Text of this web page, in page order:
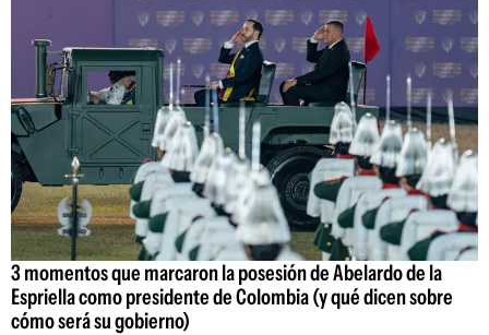
3 momentos que marcaron la posesión de Abelardo de la
Espriella como presidente de Colombia (y qué dicen sobre
cómo será su gobierno)